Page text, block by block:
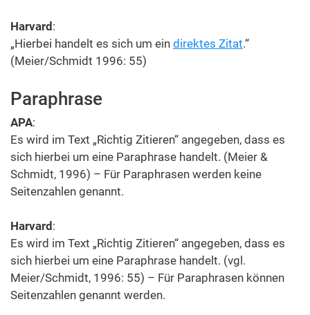
Harvard :
„Hierbei handelt es sich um ein direktes Zitat.“
(Meier/Schmidt 1996: 55)
Paraphrase
APA:
Es wird im Text „Richtig Zitieren“ angegeben, dass es
sich hierbei um eine Paraphrase handelt. (Meier &
Schmidt, 1996) – Für Paraphrasen werden keine
Seitenzahlen genannt.
Harvard:
Es wird im Text „Richtig Zitieren“ angegeben, dass es
sich hierbei um eine Paraphrase handelt. (vgl.
Meier/Schmidt, 1996: 55) – Für Paraphrasen können
Seitenzahlen genannt werden.